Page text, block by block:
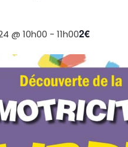
@ 10h00 - 11h002€